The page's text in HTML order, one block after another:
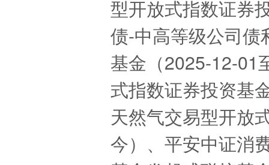
型开放式指数证券
债-中高等级公司
基金（2025-12-01
式指数证券投资基
天然气交易型开放
今）、平安中证消